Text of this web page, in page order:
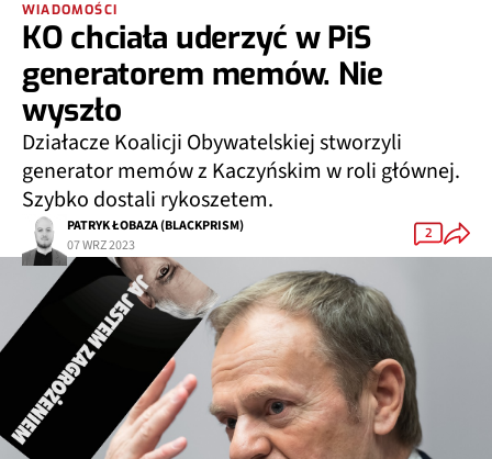
WIADOMOŚCI
KO chciała uderzyć w PiS
generatorem memów. Nie
wyszło
Działacze Koalicji Obywatelskiej stworzyli
generator memów z Kaczyńskim w roli głównej.
Szybko dostali rykoszetem.
PATRYK ŁOBAZA (BLACKPRISM)
07 WRZ 2023
2